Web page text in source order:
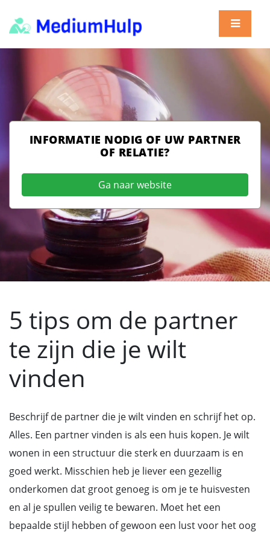
INFORMATIE NODIG OF UW PARTNER
OF RELATIE?
Ga naar website
5 tips om de partner
te zijn die je wilt
vinden
Beschrijf de partner die je wilt vinden en schrijf het op.
Alles. Een partner vinden is als een huis kopen. Je wilt
wonen in een structuur die sterk en duurzaam is en
goed werkt. Misschien heb je liever een gezellig
onderkomen dat groot genoeg is om je te huisvesten
en al je spullen veilig te bewaren. Moet het een
bepaalde stijl hebben of gewoon een lust voor het oog